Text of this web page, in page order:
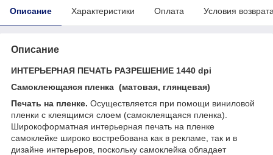
Описание Характеристики Оплата Условия
Описание
ИНТЕРЬЕРНАЯ ПЕЧАТЬ РАЗРЕШЕНИЕ 1440 dpi
Самоклеющаяся пленка (матовая, глянцевая)
Печать на пленке. Осуществляется при помощи виниловой
пленки с клеящимся слоем (самоклеящаяся пленка).
Широкоформатная интерьерная печать на пленке
самоклейке широко востребована как в рекламе, так и в
дизайне интерьеров, поскольку самоклейка обладает